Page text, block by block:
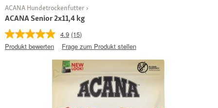
ACANA Hundetrockenfutter
ACANA Senior 2x11,4 kg
4.9 (15)
Produkt bewerten
Frage zum Produkt stellen